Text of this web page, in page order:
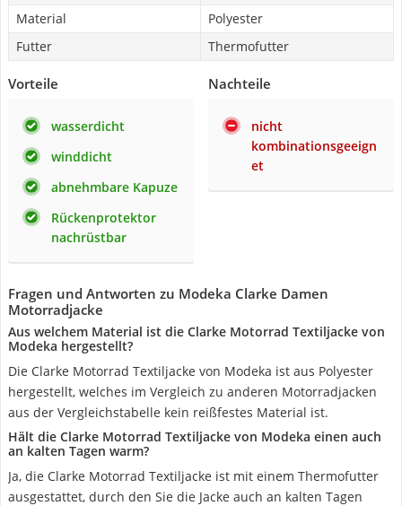
Material
Polyester
Futter
Thermofutter
Vorteile
wasserdicht
winddicht
abnehmbare Kapuze
Rückenprotektor
nachrüstbar
Nachteile
nicht
kombinationsgeeign
et
Fragen und Antworten zu Modeka Clarke Damen
Motorradjacke
Aus welchem Material ist die Clarke Motorrad Textiljacke von
Modeka hergestellt?
Die Clarke Motorrad Textiljacke von Modeka ist aus Polyester
hergestellt, welches im Vergleich zu anderen Motorradjacken
aus der Vergleichstabelle kein reißfestes Material ist.
Hält die Clarke Motorrad Textiljacke von Modeka einen auch
an kalten Tagen warm?
Ja, die Clarke Motorrad Textiljacke ist mit einem Thermofutter
ausgestattet, durch den Sie die Jacke auch an kalten Tagen